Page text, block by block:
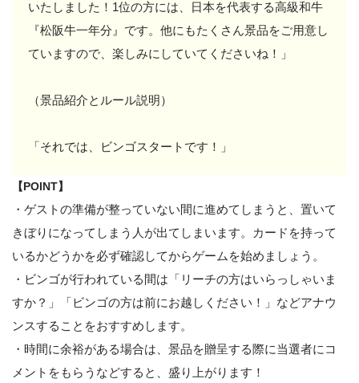
いたしました！1位の方には、日本を代表する高級和牛
『松阪牛一年分』です。他にもたくさん景品をご用意し
ていますので、楽しみにしていてくださいね！」
（景品紹介とルール説明）
「それでは、ビンゴスタートです！」
【POINT】
・ゲストの準備が整っていない間に進めてしまうと、置いて
きぼりになってしまう人が出てしまいます。カードを持って
いるかどうかを必ず確認してからゲームを始めましょう。
・ビンゴが行われている間は「リーチの方はいらっしゃいま
すか？」「ビンゴの方は前にお越しください！」などアナウ
ンスすることをおすすめします。
・時間に余裕がある場合は、景品を贈呈する際に当選者にコ
メントをもらうなどすると、盛り上がります！